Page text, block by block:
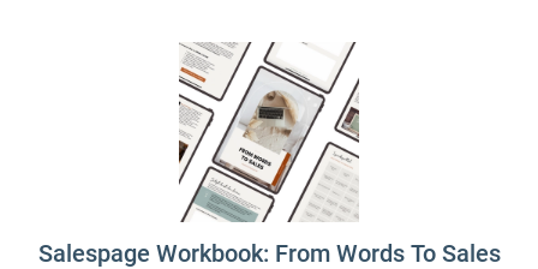
Salespage Workbook: From Words To Sales